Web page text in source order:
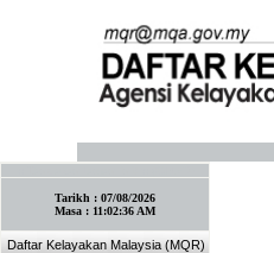
Tarikh : 07/08/2026
Masa : 11:02:36 AM
Daftar Kelayakan Malaysia (MQR)